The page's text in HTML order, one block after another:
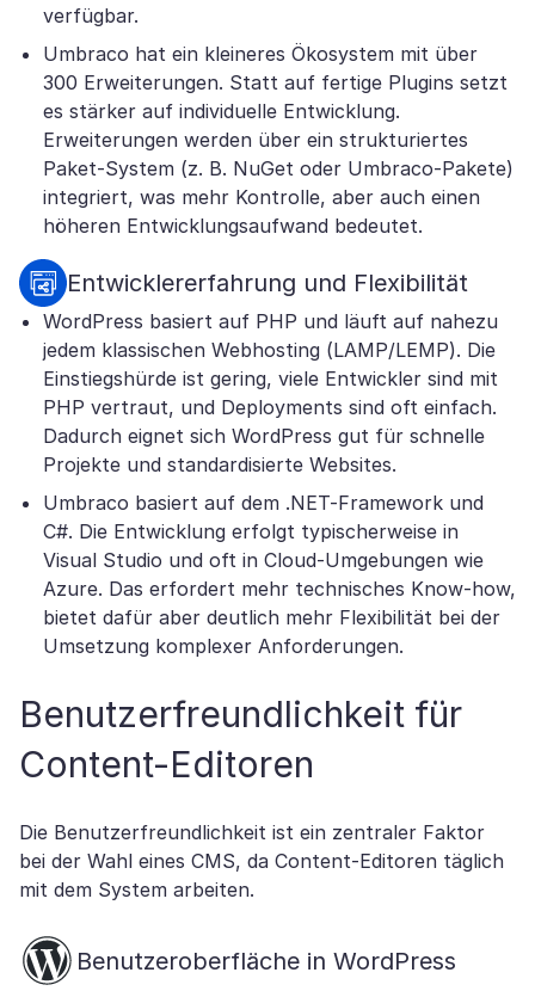
verfügbar.
Umbraco hat ein kleineres Ökosystem mit über
300 Erweiterungen. Statt auf fertige Plugins setzt
es stärker auf individuelle Entwicklung.
Erweiterungen werden über ein strukturiertes
Paket-System (z. B. NuGet oder Umbraco-Pakete)
integriert, was mehr Kontrolle, aber auch einen
höheren Entwicklungsaufwand bedeutet.
Entwicklererfahrung und Flexibilität
WordPress basiert auf PHP und läuft auf nahezu
jedem klassischen Webhosting (LAMP/LEMP). Die
Einstiegshürde ist gering, viele Entwickler sind mit
PHP vertraut, und Deployments sind oft einfach.
Dadurch eignet sich WordPress gut für schnelle
Projekte und standardisierte Websites.
Umbraco basiert auf dem .NET-Framework und
C#. Die Entwicklung erfolgt typischerweise in
Visual Studio und oft in Cloud-Umgebungen wie
Azure. Das erfordert mehr technisches Know-how,
bietet dafür aber deutlich mehr Flexibilität bei der
Umsetzung komplexer Anforderungen.
Benutzerfreundlichkeit für
Content-Editoren
Die Benutzerfreundlichkeit ist ein zentraler Faktor
bei der Wahl eines CMS, da Content-Editoren täglich
mit dem System arbeiten.
Benutzeroberfläche in WordPress